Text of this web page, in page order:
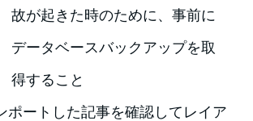
故が起きた時のために、事前に
データベースバックアップを取
得すること
ポートした記事を確認してレイア